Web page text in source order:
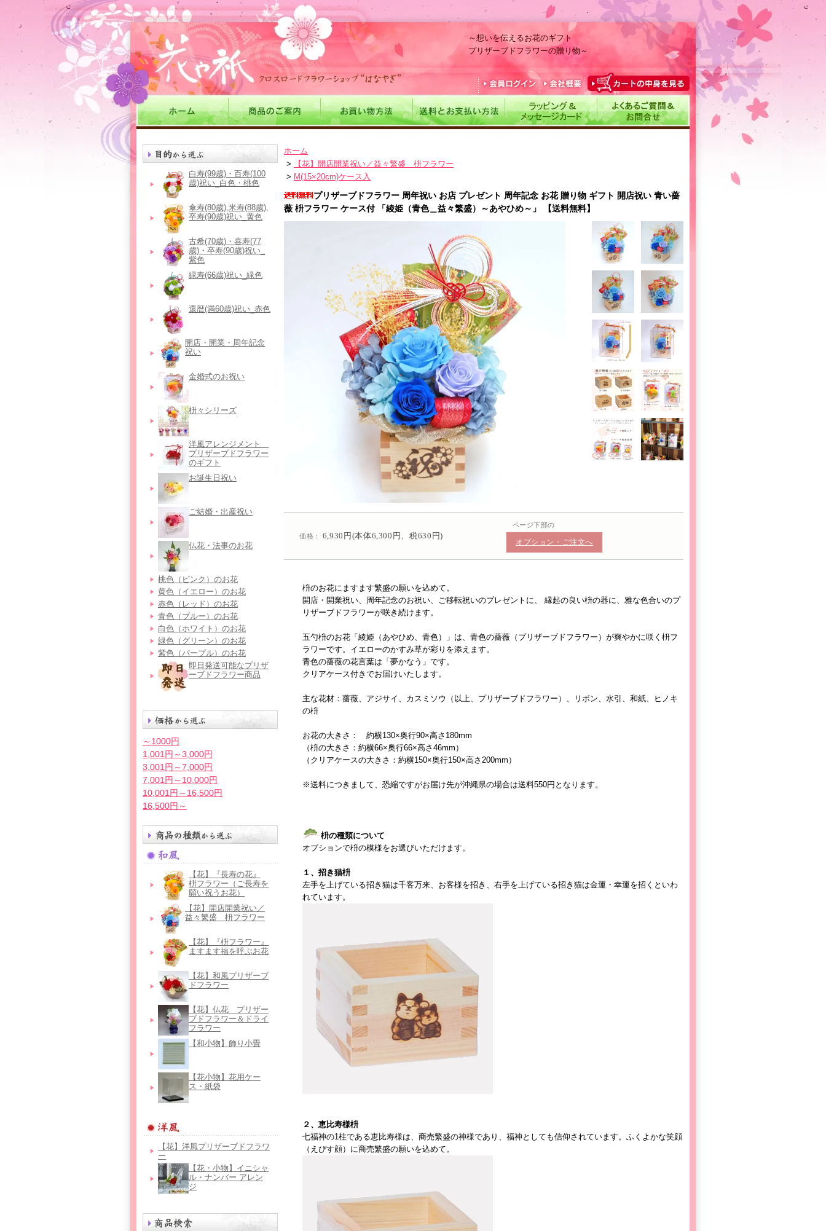
～想いを伝えるお花のギフト
プリザーブドフラワーの贈り物～
白寿(99歳)・百寿(100
歳)祝い_白色・桃色
傘寿(80歳),米寿(88歳),
卒寿(90歳)祝い_黄色
古希(70歳)・喜寿(77
歳)・卒寿(90歳)祝い_
紫色
緑寿(66歳)祝い_緑色
還暦(満60歳)祝い_赤色
開店・開業・周年記念
祝い
金婚式のお祝い
枡々シリーズ
洋風アレンジメント＿
プリザーブドフラワー
のギフト
お誕生日祝い
ご結婚・出産祝い
仏花・法事のお花
桃色（ピンク）のお花
黄色（イエロー）のお花
赤色（レッド）のお花
青色（ブルー）のお花
白色（ホワイト）のお花
緑色（グリーン）のお花
紫色（パープル）のお花
即日発送可能なプリザ
ーブドフラワー商品
～1000円
1,001円～3,000円
3,001円～7,000円
7,001円～10,000円
10,001円～16,500円
16,500円～
【花】『長寿の花』
枡フラワー（ご長寿を
願い祝うお花）
【花】開店開業祝い／
益々繁盛 枡フラワー
【花】『枡フラワー』
ますます福を呼ぶお花
【花】和風プリザーブ
ドフラワー
【花】仏花＿プリザー
ブドフラワー＆ドライ
フラワー
【和小物】飾り小畳
【花小物】花用ケー
ス・紙袋
【花】洋風プリザーブドフラワ
ー
【花・小物】イニシャ
ル・ナンバー アレン
ジ
ホーム
>
【花】開店開業祝い／益々繁盛 枡フラワー
> M(15×20cm)ケース入
プリザーブドフラワー 周年祝い お店 プレゼント 周年記念 お花 贈り物 ギフト 開店祝い 青い薔
薇 枡フラワー ケース付 「綾姫（青色＿益々繁盛）～あやひめ～」 【送料無料】
価格： 6,930円(本体6,300円、税630円)
ページ下部の
オプション・ご注文へ
枡のお花にますます繁盛の願いを込めて。
開店・開業祝い、周年記念のお祝い、ご移転祝いのプレゼントに、 縁起の良い枡の器に、雅な色合いのプ
リザーブドフラワーが咲き続けます。
五勺枡のお花「綾姫（あやひめ、青色）」は、青色の薔薇（プリザーブドフラワー）が爽やかに咲く枡フ
ラワーです。イエローのかすみ草が彩りを添えます。
青色の薔薇の花言葉は「夢かなう」です。
クリアケース付きでお届けいたします。
主な花材：薔薇、アジサイ、カスミソウ（以上、プリザーブドフラワー）、リボン、水引、和紙、ヒノキ
の枡
お花の大きさ： 約横130×奥行90×高さ180mm
（枡の大きさ：約横66×奥行66×高さ46mm）
（クリアケースの大きさ：約横150×奥行150×高さ200mm）
※送料につきまして、恐縮ですがお届け先が沖縄県の場合は送料550円となります。
枡の種類について
オプションで枡の模様をお選びいただけます。
１、招き猫枡
左手を上げている招き猫は千客万来、お客様を招き、右手を上げている招き猫は金運・幸運を招くといわ
れています。
２、恵比寿様枡
七福神の1柱である恵比寿様は、商売繁盛の神様であり、福神としても信仰されています。ふくよかな笑顔
（えびす顔）に商売繁盛の願いを込めて。